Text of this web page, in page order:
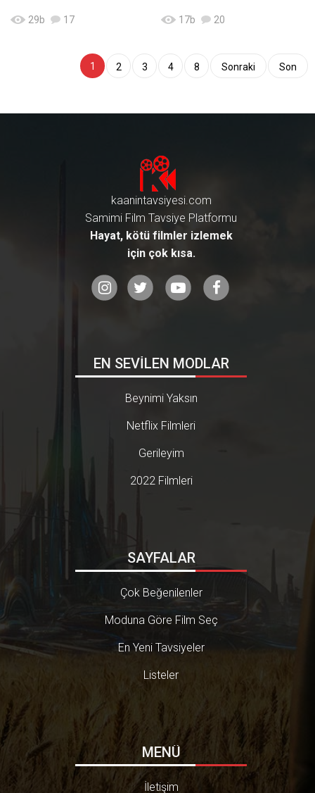
29b 17 17b 20
1 2 3 4 8 Sonraki Son
kaanintavsiyesi.com
Samimi Film Tavsiye Platformu
Hayat, kötü filmler izlemek
için çok kısa.
EN SEVİLEN MODLAR
Beynimi Yaksın
Netflix Filmleri
Gerileyim
2022 Filmleri
SAYFALAR
Çok Beğenilenler
Moduna Göre Film Seç
En Yeni Tavsiyeler
Listeler
MENÜ
İletişim